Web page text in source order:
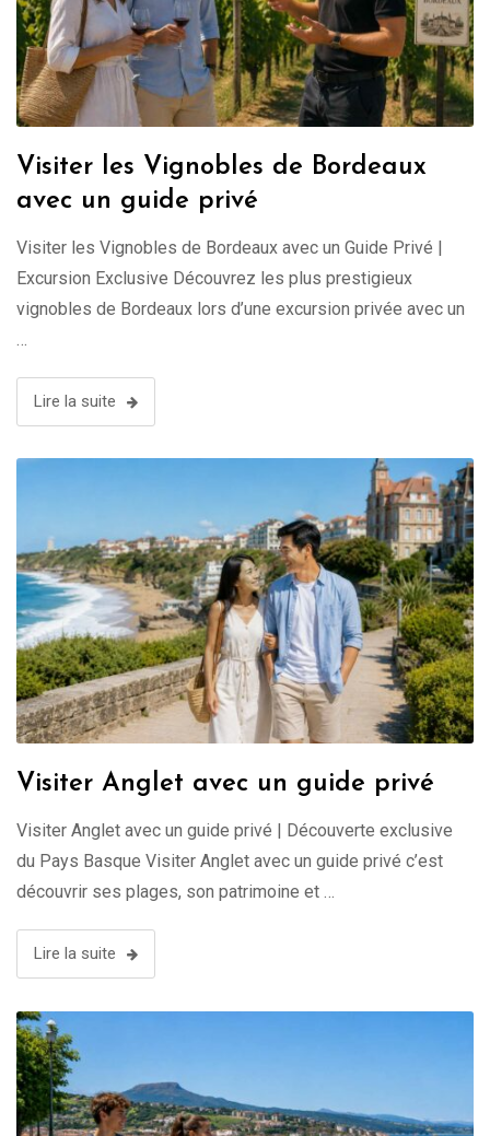
Visiter les Vignobles de Bordeaux
avec un guide privé
Visiter les Vignobles de Bordeaux avec un Guide Privé |
Excursion Exclusive Découvrez les plus prestigieux
vignobles de Bordeaux lors d’une excursion privée avec un
Lire la suite
Visiter Anglet avec un guide privé
Visiter Anglet avec un guide privé | Découverte exclusive
du Pays Basque Visiter Anglet avec un guide privé c’est
découvrir ses plages, son patrimoine et …
Lire la suite